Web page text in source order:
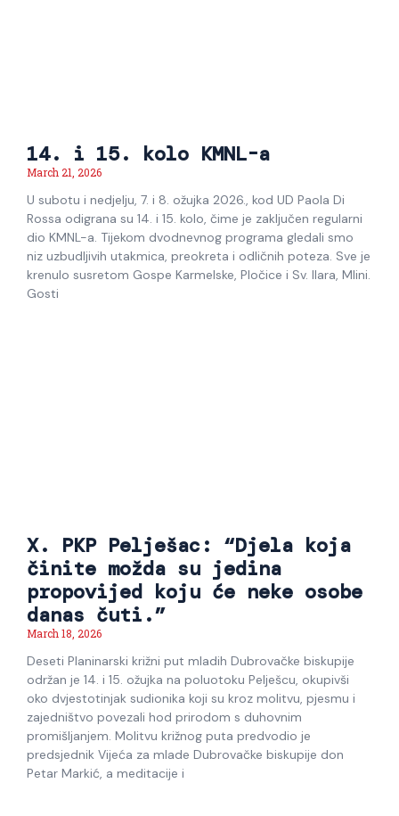
14. i 15. kolo KMNL-a
March 21, 2026
U subotu i nedjelju, 7. i 8. ožujka 2026., kod UD Paola Di
Rossa odigrana su 14. i 15. kolo, čime je zaključen regularni
dio KMNL-a. Tijekom dvodnevnog programa gledali smo
niz uzbudljivih utakmica, preokreta i odličnih poteza. Sve je
krenulo susretom Gospe Karmelske, Pločice i Sv. Ilara, Mlini.
Gosti
X. PKP Pelješac: “Djela koja
činite možda su jedina
propovijed koju će neke osobe
danas čuti.”
March 18, 2026
Deseti Planinarski križni put mladih Dubrovačke biskupije
održan je 14. i 15. ožujka na poluotoku Pelješcu, okupivši
oko dvjestotinjak sudionika koji su kroz molitvu, pjesmu i
zajedništvo povezali hod prirodom s duhovnim
promišljanjem. Molitvu križnog puta predvodio je
predsjednik Vijeća za mlade Dubrovačke biskupije don
Petar Markić, a meditacije i